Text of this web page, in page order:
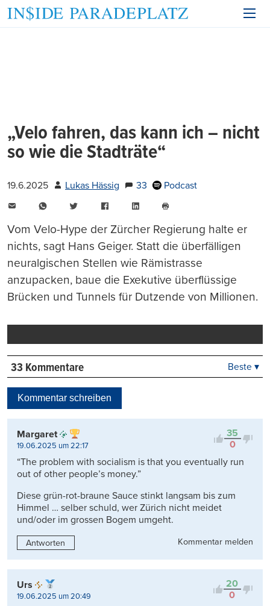
„Velo fahren, das kann ich – nicht
so wie die Stadträte“
19.6.2025 Lukas Hässig 33
Podcast
WhatsAppTwitter FacebookLinkedIn
drucken
Vom Velo-Hype der Zürcher Regierung halte er
nichts, sagt Hans Geiger. Statt die überfälligen
neuralgischen Stellen wie Rämistrasse
anzupacken, baue die Exekutive überflüssige
Brücken und Tunnels für Dutzende von Millionen.
33 Kommentare
Kontrovers
Beste ▾
Kommentar schreiben
35
0
Margaret
19.06.2025 um 22:17
“The problem with socialism is that you eventually run
out of other people’s money.”
Diese grün-rot-braune Sauce stinkt langsam bis zum
Himmel … selber schuld, wer Zürich nicht meidet
und/oder im grossen Bogem umgeht.
Antworten Kommentar melden
20
0
Urs
19.06.2025 um 20:49